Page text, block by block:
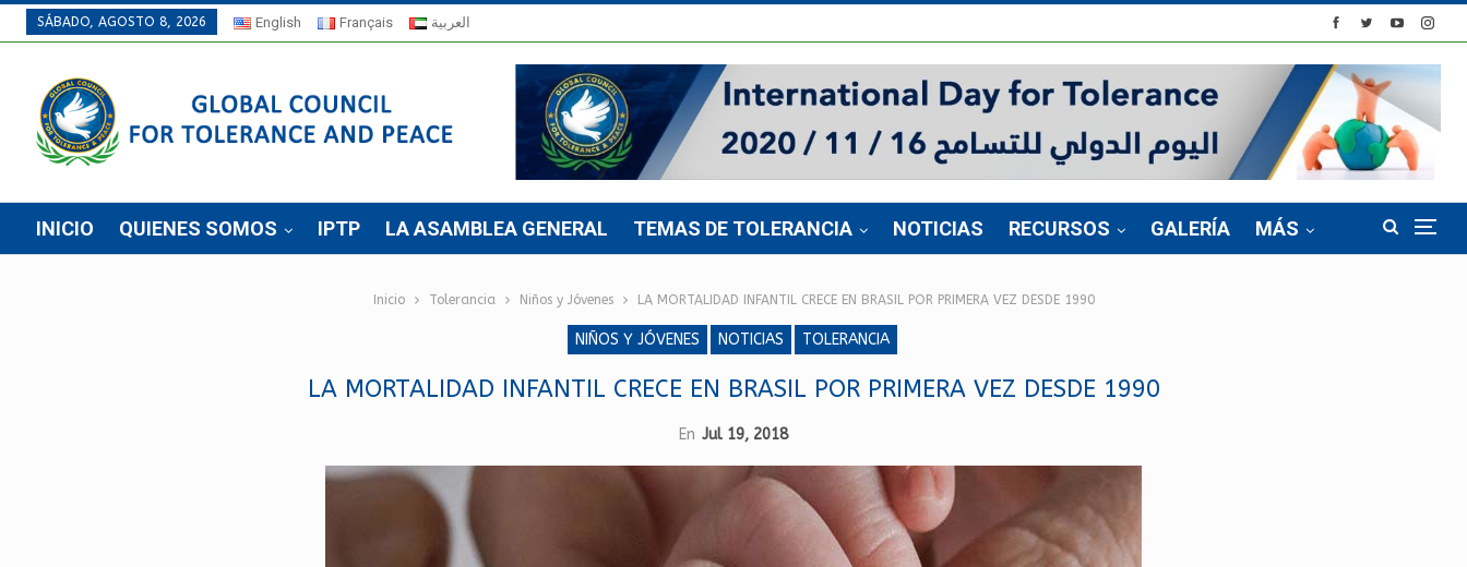
SÁBADO, AGOSTO 8, 2026 English Français العربية
INICIO QUIENES SOMOS IPTP LA ASAMBLEA GENERAL TEMAS DE TOLERANCIA NOTICIAS RECURSOS GALERÍA MÁS
Inicio Tolerancia Niños y Jóvenes LA MORTALIDAD INFANTIL CRECE EN BRASIL POR PRIMERA VEZ DESDE 1990
NIÑOS Y JÓVENES NOTICIAS TOLERANCIA
LA MORTALIDAD INFANTIL CRECE EN BRASIL POR PRIMERA VEZ DESDE 1990
En Jul 19, 2018